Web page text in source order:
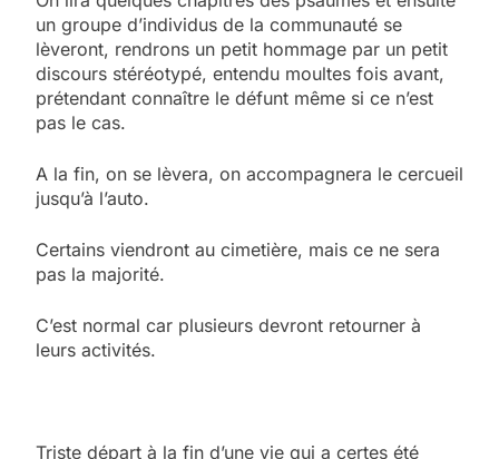
un groupe d’individus de la communauté se
lèveront, rendrons un petit hommage par un petit
discours stéréotypé, entendu moultes fois avant,
prétendant connaître le défunt même si ce n’est
pas le cas.
A la fin, on se lèvera, on accompagnera le cercueil
jusqu’à l’auto.
Certains viendront au cimetière, mais ce ne sera
pas la majorité.
C’est normal car plusieurs devront retourner à
leurs activités.
Triste départ à la fin d’une vie qui a certes été